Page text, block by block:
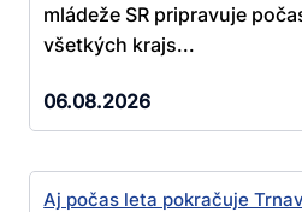
mládeže SR pripravuje
všetkých krajs...
06.08.2026
Aj počas leta pokračuje